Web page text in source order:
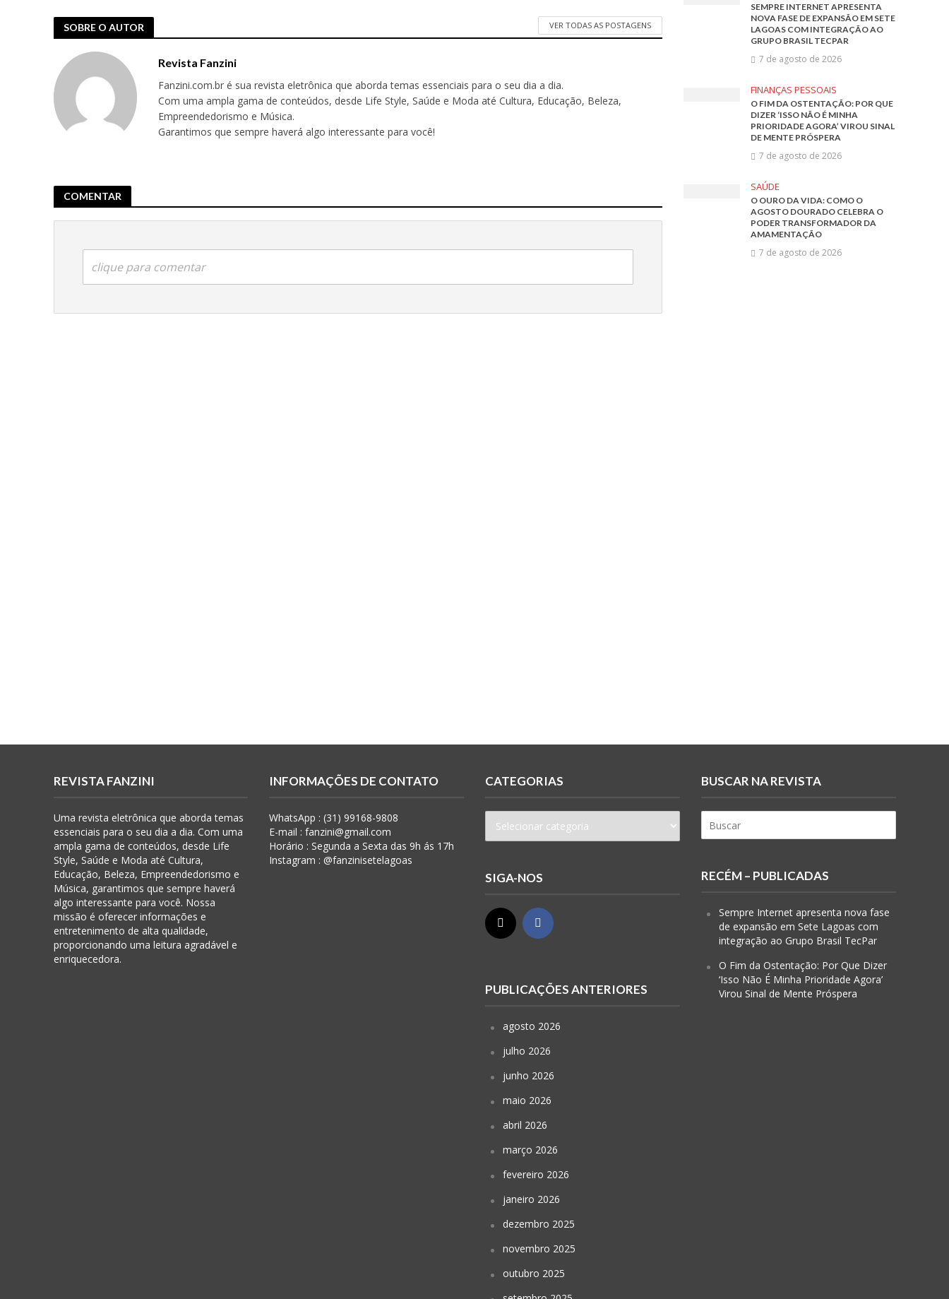
SOBRE O AUTOR VER TODAS AS POSTAGENS
Revista Fanzini
Fanzini.com.br é sua revista eletrônica que aborda temas essenciais para o seu dia a dia.
Com uma ampla gama de conteúdos, desde Life Style, Saúde e Moda até Cultura, Educação, Beleza,
Empreendedorismo e Música.
Garantimos que sempre haverá algo interessante para você!
COMENTAR
clique para comentar
SEMPRE INTERNET APRESENTA
NOVA FASE DE EXPANSÃO EM SETE
LAGOAS COM INTEGRAÇÃO AO
GRUPO BRASIL TECPAR
7 de agosto de 2026
FINANÇAS PESSOAIS
O FIM DA OSTENTAÇÃO: POR QUE
DIZER ‘ISSO NÃO É MINHA
PRIORIDADE AGORA’ VIROU SINAL
DE MENTE PRÓSPERA
7 de agosto de 2026
SAÚDE
O OURO DA VIDA: COMO O
AGOSTO DOURADO CELEBRA O
PODER TRANSFORMADOR DA
AMAMENTAÇÃO
7 de agosto de 2026
REVISTA FANZINI
Uma revista eletrônica que aborda temas
essenciais para o seu dia a dia. Com uma
ampla gama de conteúdos, desde Life
Style, Saúde e Moda até Cultura,
Educação, Beleza, Empreendedorismo e
Música, garantimos que sempre haverá
algo interessante para você. Nossa
missão é oferecer informações e
entretenimento de alta qualidade,
proporcionando uma leitura agradável e
enriquecedora.
INFORMAÇÕES DE CONTATO
WhatsApp : (31) 99168-9808
E-mail : fanzini@gmail.com
Horário : Segunda a Sexta das 9h ás 17h
Instagram : @fanzinisetelagoas
CATEGORIAS
SIGA-NOS
PUBLICAÇÕES ANTERIORES
agosto 2026
julho 2026
junho 2026
maio 2026
abril 2026
março 2026
fevereiro 2026
janeiro 2026
dezembro 2025
novembro 2025
outubro 2025
BUSCAR NA REVISTA
RECÉM – PUBLICADAS
Sempre Internet apresenta nova fase
de expansão em Sete Lagoas com
integração ao Grupo Brasil TecPar
O Fim da Ostentação: Por Que Dizer
‘Isso Não É Minha Prioridade Agora’
Virou Sinal de Mente Próspera